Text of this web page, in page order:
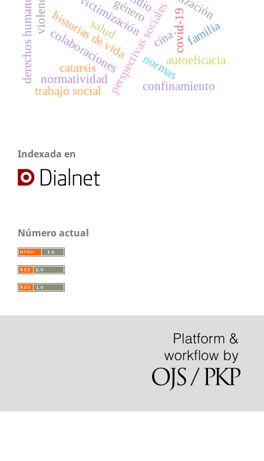
normas
colaboracionesperspectivas sociales
victimización covid-19
confinamiento
autoeficacia
historias de vida
catarsis
familia
violencia
derechos humanos normatividad
salud
género
trabajo social
cina
Indexada en
Número actual